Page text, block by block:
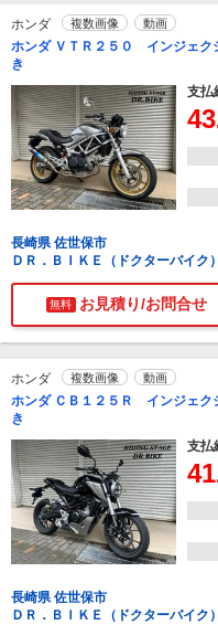
ホンダ 複数画像 動画
ホンダ ＶＴＲ２５０ インジェ
き
支払
43
長崎県 佐世保市
ＤＲ．ＢＩＫＥ（ドクターバイク）
無料 お見積り/お問合せ
ホンダ 複数画像 動画
ホンダ ＣＢ１２５Ｒ インジェ
き
支払
41
長崎県 佐世保市
ＤＲ．ＢＩＫＥ（ドクターバイク）